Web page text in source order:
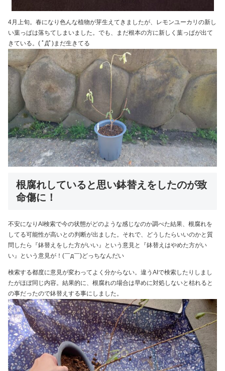
4月上旬。春になり色んな植物が芽生えてきましたが、レモンユーカリの新し
い葉っぱは落ちてしまいました。でも、まだ根本の方に新しく葉っぱが出て
きている。( ﾟДﾟ)まだ生きてる
根腐れしていると思い鉢替えをしたのが致
命傷に！
不安になりAI検索で今の状態がどのような感じなのか調べた結果、根腐れを
してる可能性が高いとの判断が出ました。それで、どうしたらいいのかと質
問したら『鉢替えをした方がいい』という意見と『鉢替えはやめた方がい
い』という意見が！(￣д￣)どっちなんだい
検索する都度に意見が変わってよく分からない。違うAIで検索したりしまし
たがほぼ同じ内容。結果的に、根腐れの場合は早めに対処しないと枯れると
の事だったので鉢替えする事にしました。